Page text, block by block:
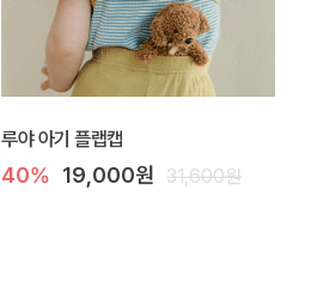
루야 아기 플랩캡
40% 19,000원 31,600원